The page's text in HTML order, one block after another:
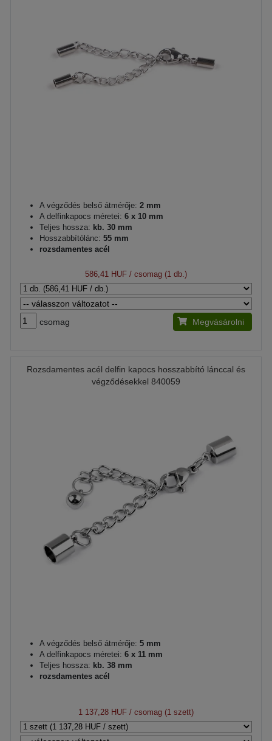
A végződés belső átmérője: 2 mm
A delfinkapocs méretei: 6 x 10 mm
Teljes hossza: kb. 30 mm
Hosszabbítólánc: 55 mm
rozsdamentes acél
586,41 HUF / csomag (1 db.)
csomag Megvásárolni
Rozsdamentes acél delfin kapocs hosszabbító lánccal és
végződésekkel 840059
A végződés belső átmérője: 5 mm
A delfinkapocs méretei: 6 x 11 mm
Teljes hossza: kb. 38 mm
rozsdamentes acél
1 137,28 HUF / csomag (1 szett)